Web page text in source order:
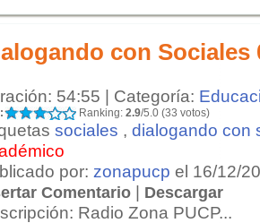
con Sociales
54:55 | Categoría:
Ranking: 2.9/5.0 (33 votos)
sociales , dialogando con
por: zonapucp el 16/12/
Comentario | Descargar
Radio Zona PUCP...